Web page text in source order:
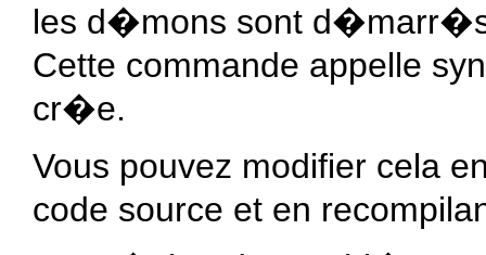
les d�mons sont
Cette commande appelle
cr�e.
Vous pouvez modifier cela
code source et en